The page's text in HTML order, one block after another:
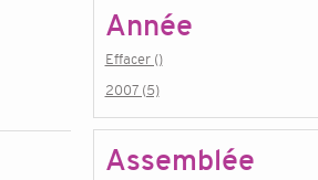
Année
Effacer ()
2007 (5)
Assemblée